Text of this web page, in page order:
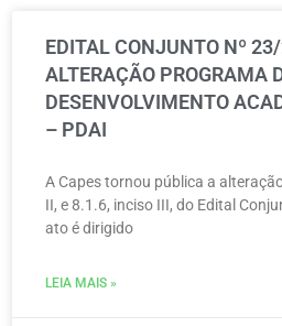
EDITAL CONJUNTO Nº
ALTERAÇÃO PROGRAMA
DESENVOLVIMENTO
– PDAI
A Capes tornou pública a
II, e 8.1.6, inciso III, do Edital
ato é dirigido
LEIA MAIS »